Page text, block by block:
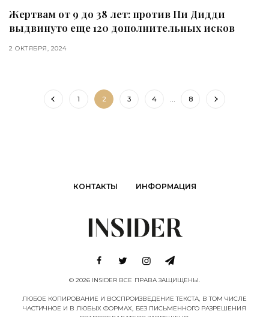
Жертвам от 9 до 38 лет: против Пи Дидди
выдвинуто еще 120 дополнительных исков
2 ОКТЯБРЯ, 2024
1 2 3 4 … 8
КОНТАКТЫ ИНФОРМАЦИЯ
© 2026 INSIDER ВСЕ ПРАВА ЗАЩИЩЕНЫ.
ЛЮБОЕ КОПИРОВАНИЕ И ВОСПРОИЗВЕДЕНИЕ ТЕКСТА, В ТОМ ЧИСЛЕ
ЧАСТИЧНОЕ И В ЛЮБЫХ ФОРМАХ, БЕЗ ПИСЬМЕННОГО РАЗРЕШЕНИЯ